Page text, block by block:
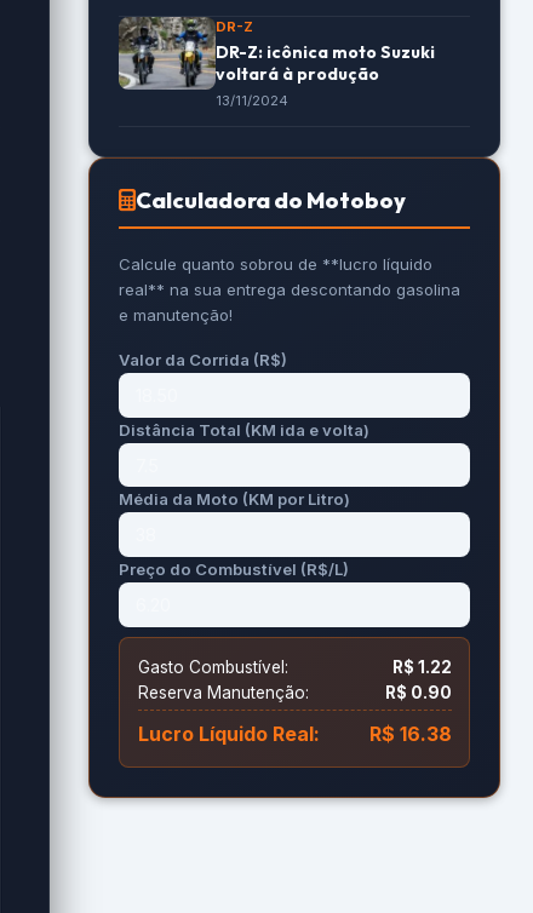
DR-Z
DR-Z: icônica moto Suzuki
voltará à produção
13/11/2024
Calculadora do Motoboy
Calcule quanto sobrou de **lucro líquido
real** na sua entrega descontando gasolina
e manutenção!
Valor da Corrida (R$)
Distância Total (KM ida e volta)
Média da Moto (KM por Litro)
Preço do Combustível (R$/L)
Gasto Combustível:
R$ 1.22
Reserva Manutenção:
R$ 0.90
Lucro Líquido Real: R$ 16.38